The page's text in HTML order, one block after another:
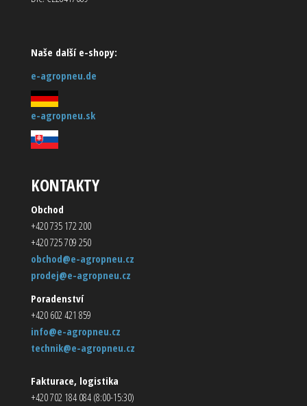
Naše další e-shopy:
e-agropneu.de
e-agropneu.sk
KONTAKTY
Obchod
+420 735 172 200
+420 725 709 250
obchod@e-agropneu.cz
prodej@e-agropneu.cz
Poradenství
+420 602 421 859
info@e-agropneu.cz
technik@e-agropneu.cz
Fakturace, logistika
+420 702 184 084 (8:00-15:30)